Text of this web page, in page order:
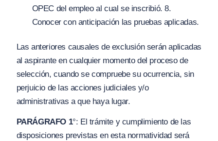
OPEC del empleo al cual se inscribió. 8.
Conocer con anticipación las pruebas aplicadas.
Las anteriores causales de exclusión serán aplicadas
al aspirante en cualquier momento del proceso de
selección, cuando se compruebe su ocurrencia, sin
perjuicio de las acciones judiciales y/o
administrativas a que haya lugar.
PARÁGRAFO 1°: El trámite y cumplimiento de las
disposiciones previstas en esta normatividad será